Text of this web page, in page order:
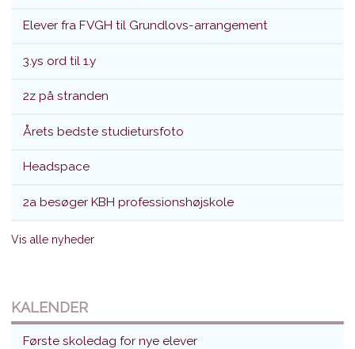
Elever fra FVGH til Grundlovs-arrangement
3.ys ord til 1.y
2z på stranden
Årets bedste studietursfoto
Headspace
2a besøger KBH professionshøjskole
Vis alle nyheder
KALENDER
Første skoledag for nye elever